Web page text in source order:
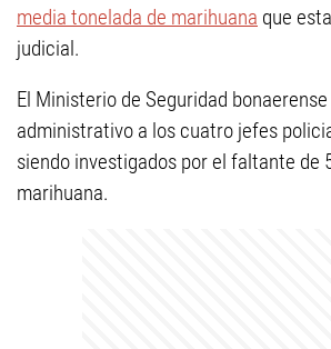
media tonelada de marihuana que
judicial.
El Ministerio de Seguridad
administrativo a los cuatro jefes
siendo investigados por el faltante de
marihuana.